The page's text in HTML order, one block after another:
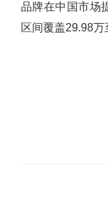
品牌在中国市场
区间覆盖29.98万